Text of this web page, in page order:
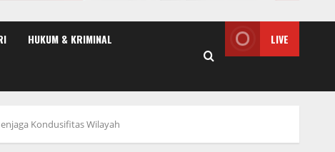
HUKUM & KRIMINAL LIVE
Kondusifitas Wilayah